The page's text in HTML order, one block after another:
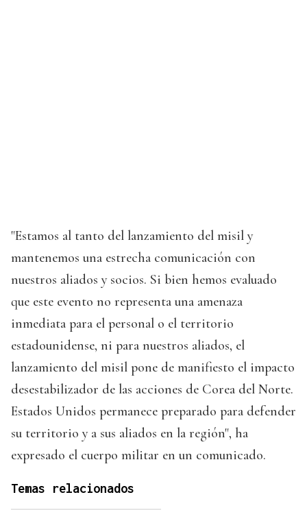
"Estamos al tanto del lanzamiento del misil y
mantenemos una estrecha comunicación con
nuestros aliados y socios. Si bien hemos evaluado
que este evento no representa una amenaza
inmediata para el personal o el territorio
estadounidense, ni para nuestros aliados, el
lanzamiento del misil pone de manifiesto el impacto
desestabilizador de las acciones de Corea del Norte.
Estados Unidos permanece preparado para defender
su territorio y a sus aliados en la región", ha
expresado el cuerpo militar en un comunicado.
Temas relacionados